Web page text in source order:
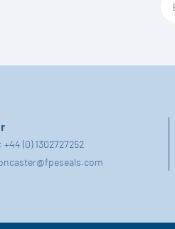
+44 (0) 1302727252